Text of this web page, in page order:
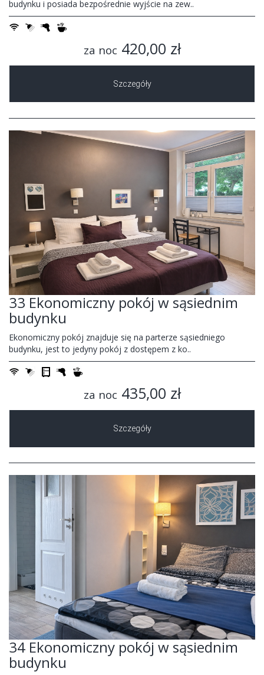
budynku i posiada bezpośrednie wyjście na zew..
za noc 420,00 zł
Szczegóły
33 Ekonomiczny pokój w sąsiednim
budynku
Ekonomiczny pokój znajduje się na parterze sąsiedniego
budynku, jest to jedyny pokój z dostępem z ko..
za noc 435,00 zł
Szczegóły
34 Ekonomiczny pokój w sąsiednim
budynku